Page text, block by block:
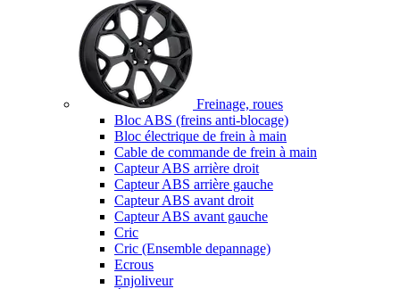
Freinage, roues
Bloc ABS (freins anti-blocage)
Bloc électrique de frein à main
Cable de commande de frein à main
Capteur ABS arrière droit
Capteur ABS arrière gauche
Capteur ABS avant droit
Capteur ABS avant gauche
Cric
Cric (Ensemble depannage)
Ecrous
Enjoliveur